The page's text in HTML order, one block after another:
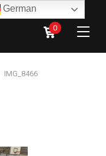
0
IMG_8466
German